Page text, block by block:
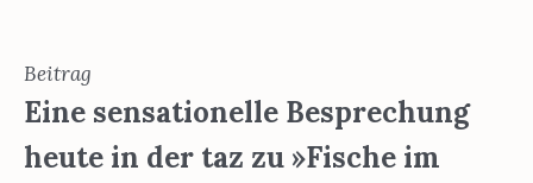
Beitrag
Eine sensationelle Besprechung
heute in der taz zu »Fische im